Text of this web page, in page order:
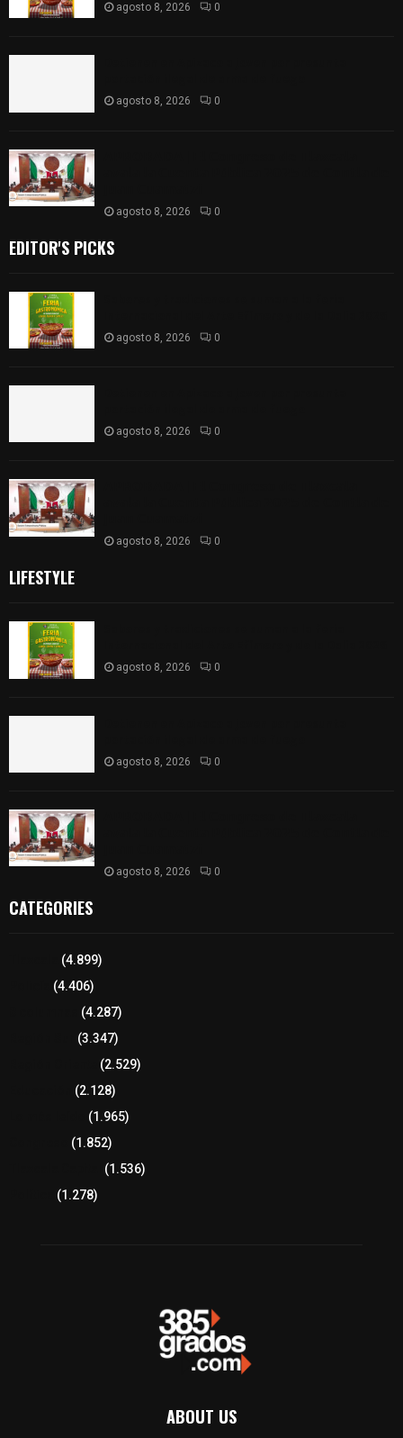
agosto 8, 2026 0
agosto 8, 2026 0
agosto 8, 2026 0
EDITOR'S PICKS
agosto 8, 2026 0
agosto 8, 2026 0
agosto 8, 2026 0
LIFESTYLE
agosto 8, 2026 0
agosto 8, 2026 0
agosto 8, 2026 0
CATEGORIES
(4.899)
(4.406)
(4.287)
(3.347)
(2.529)
(2.128)
(1.965)
(1.852)
(1.536)
(1.278)
ABOUT US